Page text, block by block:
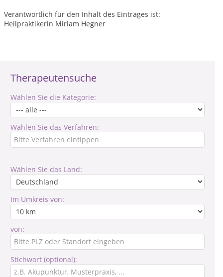
Therapeutensuche
Wählen Sie die Kategorie:
Wählen Sie das Verfahren:
Wählen Sie das Land:
Im Umkreis von:
von:
Stichwort (optional):
Verantwortlich für den Inhalt des Eintrages ist:
Heilpraktikerin Miriam Hegner